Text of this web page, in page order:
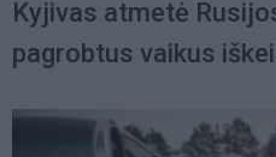
Kyjivas atmetė
pagrobtus vaikus